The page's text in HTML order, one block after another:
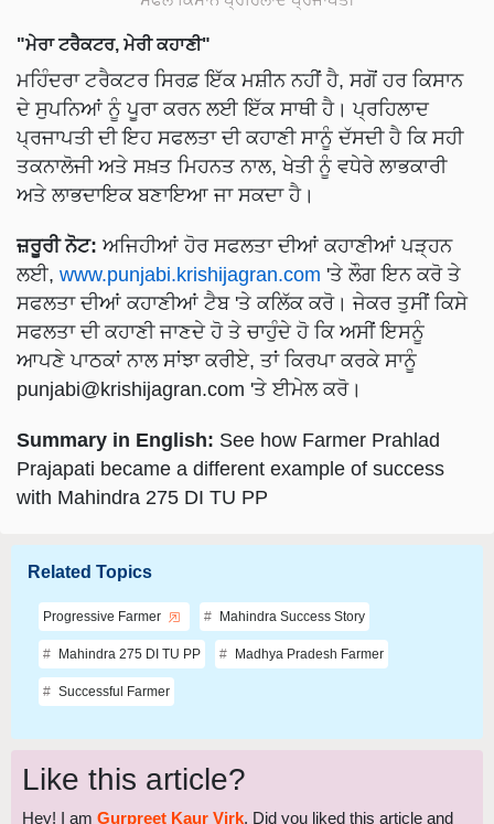
"ਮੇਰਾ ਟਰੈਕਟਰ, ਮੇਰੀ ਕਹਾਣੀ"
ਮਹਿੰਦਰਾ ਟਰੈਕਟਰ ਸਿਰਫ਼ ਇੱਕ ਮਸ਼ੀਨ ਨਹੀਂ ਹੈ, ਸਗੋਂ ਹਰ ਕਿਸਾਨ
ਦੇ ਸੁਪਨਿਆਂ ਨੂੰ ਪੂਰਾ ਕਰਨ ਲਈ ਇੱਕ ਸਾਥੀ ਹੈ। ਪ੍ਰਹਿਲਾਦ
ਪ੍ਰਜਾਪਤੀ ਦੀ ਇਹ ਸਫਲਤਾ ਦੀ ਕਹਾਣੀ ਸਾਨੂੰ ਦੱਸਦੀ ਹੈ ਕਿ ਸਹੀ
ਤਕਨਾਲੋਜੀ ਅਤੇ ਸਖ਼ਤ ਮਿਹਨਤ ਨਾਲ, ਖੇਤੀ ਨੂੰ ਵਧੇਰੇ ਲਾਭਕਾਰੀ
ਅਤੇ ਲਾਭਦਾਇਕ ਬਣਾਇਆ ਜਾ ਸਕਦਾ ਹੈ।
ਜ਼ਰੂਰੀ ਨੋਟ: ਅਜਿਹੀਆਂ ਹੋਰ ਸਫਲਤਾ ਦੀਆਂ ਕਹਾਣੀਆਂ ਪੜ੍ਹਨ
ਲਈ, www.punjabi.krishijagran.com 'ਤੇ ਲੌਗ ਇਨ ਕਰੋ ਤੇ
ਸਫਲਤਾ ਦੀਆਂ ਕਹਾਣੀਆਂ ਟੈਬ 'ਤੇ ਕਲਿੱਕ ਕਰੋ। ਜੇਕਰ ਤੁਸੀਂ ਕਿਸੇ
ਸਫਲਤਾ ਦੀ ਕਹਾਣੀ ਜਾਣਦੇ ਹੋ ਤੇ ਚਾਹੁੰਦੇ ਹੋ ਕਿ ਅਸੀਂ ਇਸਨੂੰ
ਆਪਣੇ ਪਾਠਕਾਂ ਨਾਲ ਸਾਂਝਾ ਕਰੀਏ, ਤਾਂ ਕਿਰਪਾ ਕਰਕੇ ਸਾਨੂੰ
punjabi@krishijagran.com 'ਤੇ ਈਮੇਲ ਕਰੋ।
Summary in English: See how Farmer Prahlad
Prajapati became a different example of success
with Mahindra 275 DI TU PP
Related Topics
Progressive Farmer Mahindra Success Story
Mahindra 275 DI TU PP Madhya Pradesh Farmer
Successful Farmer
Like this article?
Hey! I am Gurpreet Kaur Virk. Did you liked this article and